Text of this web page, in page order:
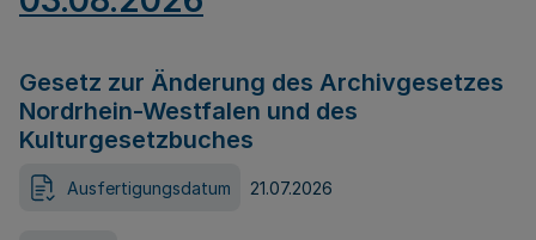
Gesetz zur Änderung des Archivgesetzes
Nordrhein-Westfalen und des
Kulturgesetzbuches
Ausfertigungsdatum 21.07.2026